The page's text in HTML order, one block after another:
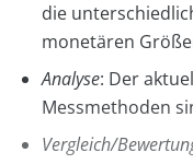
die
monetären
Analyse: Der
Messmethoden
Vergleich/